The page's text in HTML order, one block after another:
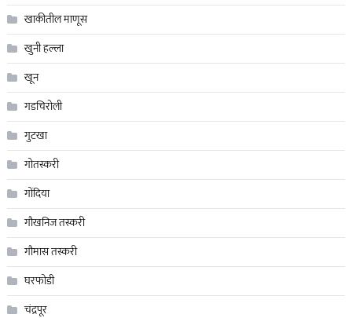
खाकीतील माणूस
खुनी हल्ला
खून
गडचिरोली
गुटखा
गोतस्करी
गोंदिया
गौखनिज तस्करी
गौमास तस्करी
घरफोडी
चंद्रपूर